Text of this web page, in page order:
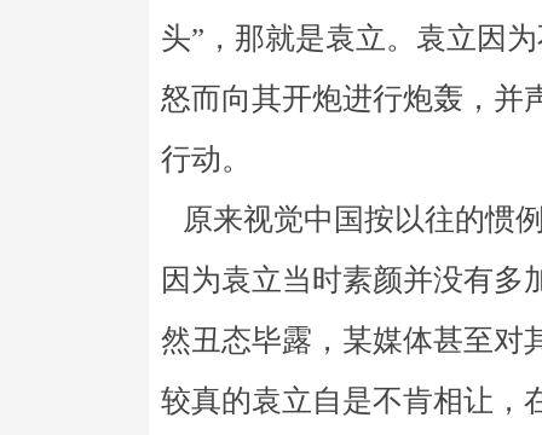
头”，那就是袁立。袁立因
怒而向其开炮进行炮轰，并
行动。
原来视觉中国按以往的惯
因为袁立当时素颜并没有多
然丑态毕露，某媒体甚至对
较真的袁立自是不肯相让，